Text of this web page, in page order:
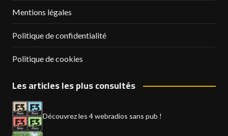
Mentions légales
Politique de confidentialité
Politique de cookies
Les articles les plus consultés
Découvrez les 4 webradios sans pub !